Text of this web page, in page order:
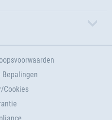
Cookies